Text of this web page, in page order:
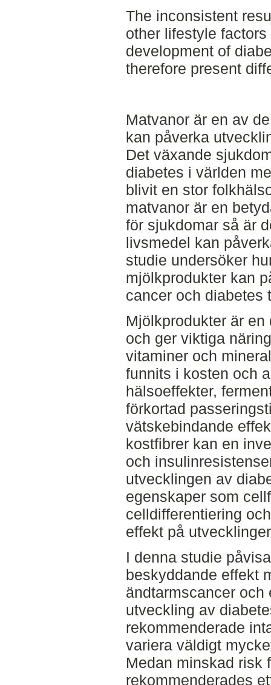
The inconsistent
other lifestyle
development of
therefore present
Matvanor är en av
kan påverka
Det växande
diabetes i världen
blivit en stor
matvanor är en
för sjukdomar så är
livsmedel kan
studie undersöker
mjölkprodukter kan
cancer och diabetes
Mjölkprodukter är
och ger viktiga
vitaminer och
funnits i kosten och
hälsoeffekter,
förkortad
vätskebindande
kostfibrer kan en
och
utvecklingen av
egenskaper som
celldifferentiering
effekt på
I denna studie
beskyddande effekt
ändtarmscancer och
utveckling av
rekommenderade
variera väldigt
Medan minskad risk
rekommenderades